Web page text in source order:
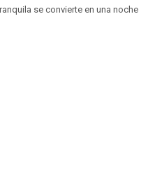
se convierte en una noche